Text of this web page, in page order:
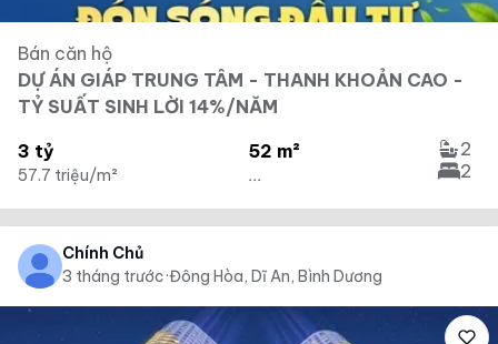
Bán căn hộ
DỰ ÁN GIÁP TRUNG TÂM - THANH KHOẢN CAO -
TỶ SUẤT SINH LỜI 14%/NĂM
3 tỷ
57.7 triệu/m²
52 m²
...
2
2
Chính Chủ
3 tháng trước·Đông Hòa, Dĩ An, Bình Dương